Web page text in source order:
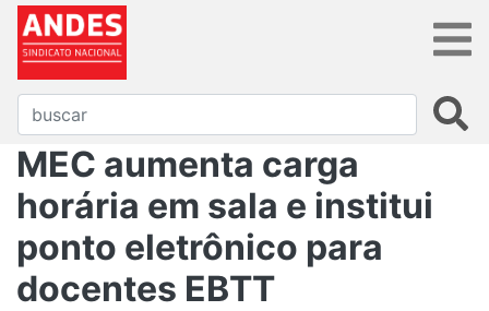
MEC aumenta carga
horária em sala e institui
ponto eletrônico para
docentes EBTT